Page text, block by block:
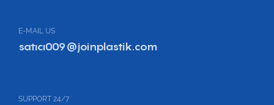
E-MAIL US
satıcı009@joinplastik.com
SUPPORT 24/7